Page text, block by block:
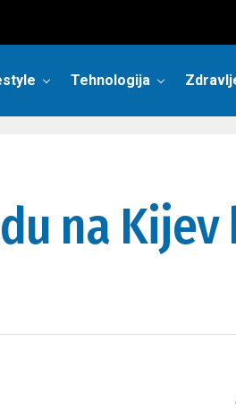
Tehnologija
na